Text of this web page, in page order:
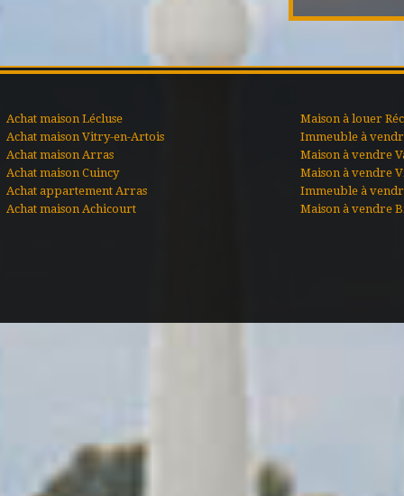
Achat maison Lécluse
Achat maison Vitry-en-Artois
Achat maison Arras
Achat maison Cuincy
Achat appartement Arras
Achat maison Achicourt
Maison à louer
Immeuble à
Maison à vendre
Maison à vendre
Immeuble à
Maison à vendre